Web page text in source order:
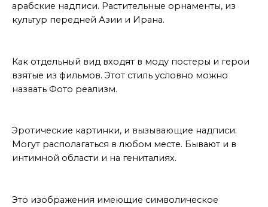
арабские надписи. Растительные орнаменты, из
культур передней Азии и Ирана.
Как отдельный вид входят в моду постеры и герои
взятые из фильмов. Этот стиль условно можно
назвать Фото реализм.
Эротические картинки, и вызывающие надписи.
Могут располагаться в любом месте. Бывают и в
интимной области и на гениталиях.
Это изображения имеющие символическое